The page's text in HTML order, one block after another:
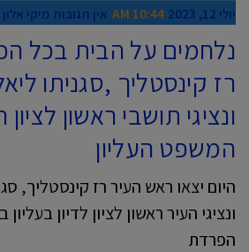
יולי 12, 2023 10:44 AM אין תגובות מיקי אלון
נלחמים על הבית בכל
רז קינסטליך ,סגניתו
ונציגי תושבי ראשון
המשפט העליון
היום יצאו ראש העיר רז קינסטליך,
ונציגי העיר ראשון לציון לדיון
הפרדת